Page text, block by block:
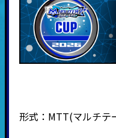
形式： MTT(マルチテ